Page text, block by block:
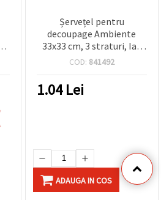
Șervețel pentru
decoupage Ambiente
33x33 cm, 3 straturi, Iaz
cu nuferi - 1 bucată
COD: 841492
1.04Lei
ADAUGA IN COS